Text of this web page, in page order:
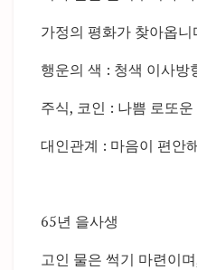
가정의 평화가 찾아옵니
행운의 색 : 청색 이사방
주식, 코인 : 나쁨 로또
대인관계 : 마음이 편안
65년 을사생
고인 물은 썩기 마련이